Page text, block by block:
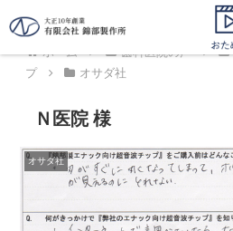
ホーム 歯科医院の声
プ
オサダ社
Ｎ医院 様
オサダ社